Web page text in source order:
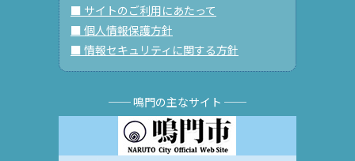
■ サイトのご利用にあたって
■ 個人情報保護方針
■ 情報セキュリティに関する方針
── 鳴門の主なサイト ──